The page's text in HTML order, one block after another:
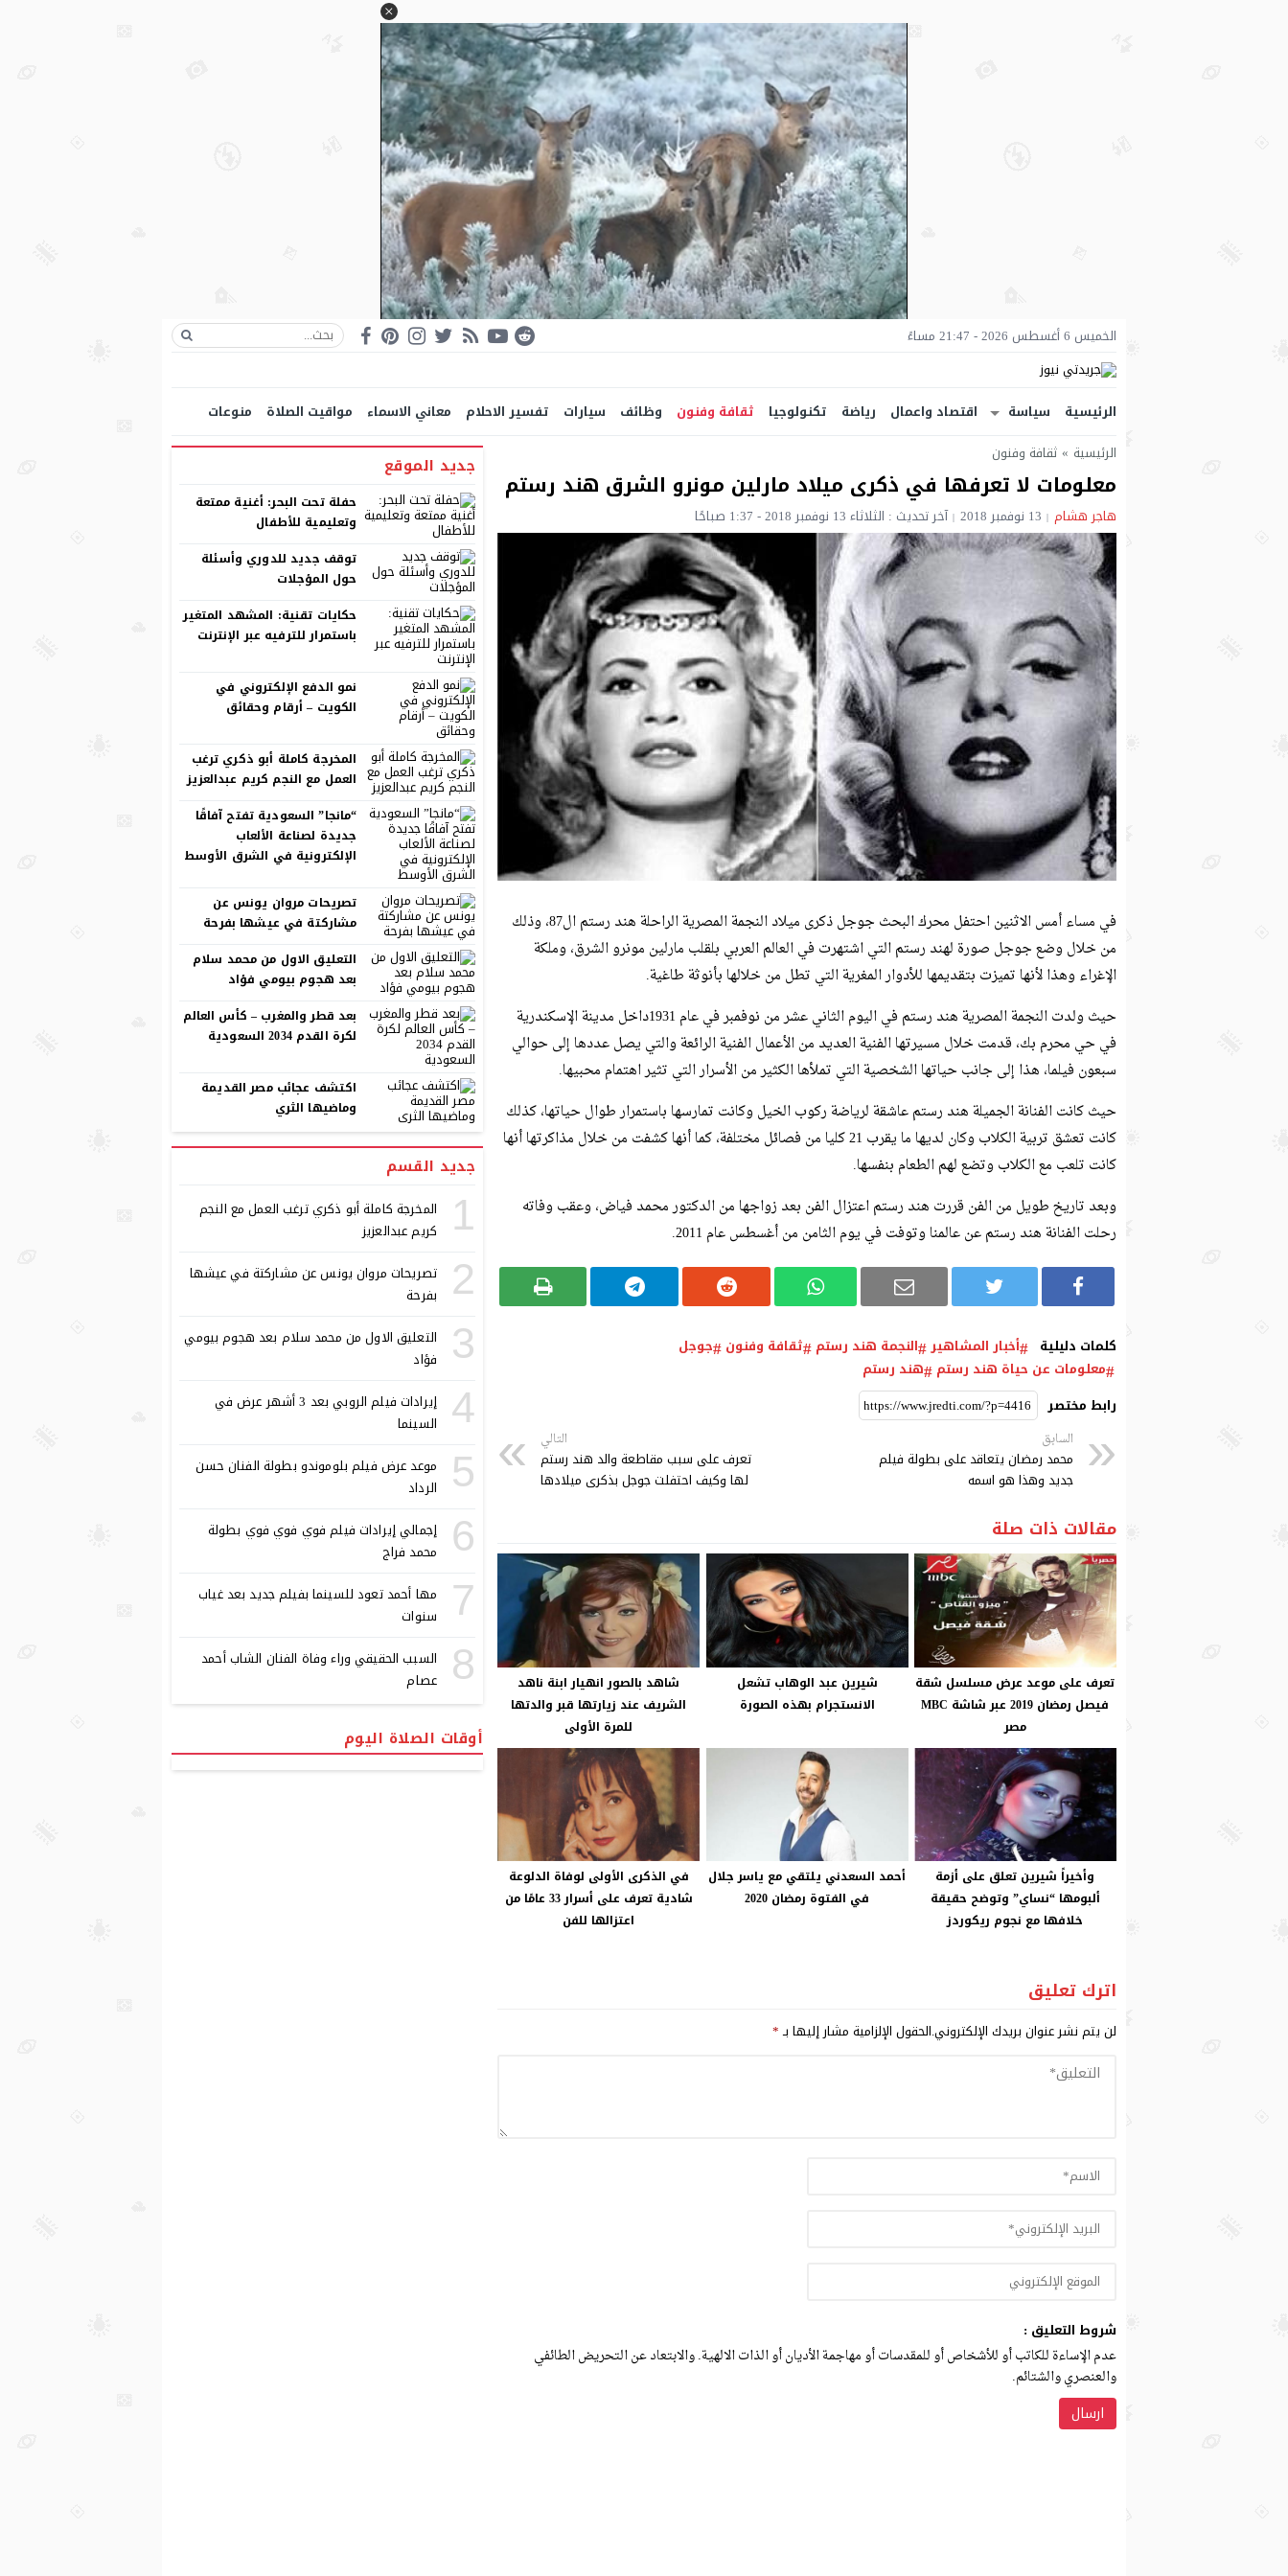
الخميس 6 أغسطس 2026 - 21:47 مساءً
الرئيسية سياسة اقتصاد واعمال رياضة تكنولوجيا ثقافة وفنون وظائف سيارات تفسير الاحلام معاني الاسماء مواقيت الصلاة
منوعات
الرئيسية » ثقافة وفنون
معلومات لا تعرفها في ذكرى ميلاد مارلين مونرو الشرق هند رستم
هاجر هشام 13 نوفمبر 2018 آخر تحديث : الثلاثاء 13 نوفمبر 2018 - 1:37 صباحًا
في مساء أمس الاثنين احتفل محرك البحث جوجل ذكرى ميلاد النجمة المصرية الراحلة هند رستم ال87، وذلك
من خلال وضع جوجل صورة لهند رستم التي اشتهرت في العالم العربي بلقلب مارلين مونرو الشرق، وملكة
الإغراء وهذا لأنها تميزت بتقديمها للأدوار المغرية التي تطل من خلالها بأنوثة طاغية.
حيث ولدت النجمة المصرية هند رستم في اليوم الثاني عشر من نوفمبر في عام 1931داخل مدينة الإسكندرية
في حي محرم بك، قدمت خلال مسيرتها الفنية العديد من الأعمال الفنية الرائعة والتي يصل عددها إلى حوالي
سبعون فيلما، هذا إلى جانب حياتها الشخصية التي تملأها الكثير من الأسرار التي تثير اهتمام محبيها.
حيث كانت الفنانة الجميلة هند رستم عاشقة لرياضة ركوب الخيل وكانت تمارسها باستمرار طوال حياتها، كذلك
كانت تعشق تربية الكلاب وكان لديها ما يقرب 21 كليا من فصائل مختلفة، كما أنها كشفت من خلال مذاكرتها أنها
كانت تلعب مع الكلاب وتضع لهم الطعام بنفسها.
وبعد تاريخ طويل من الفن قررت هند رستم اعتزال الفن بعد زواجها من الدكتور محمد فياض، وعقب وفاته
رحلت الفنانة هند رستم عن عالمنا وتوفت في يوم الثامن من أغسطس عام 2011.
كلمات دليلية أخبار المشاهير النجمة هند رستم ثقافة وفنون جوجل
معلومات عن حياة هند رستم هند رستم
رابط مختصر
السابق
محمد رمضان يتعاقد على بطولة فيلم
جديد وهذا هو اسمه
التالي
تعرف على سبب مقاطعة والد هند رستم
لها وكيف احتفلت جوجل بذكرى ميلادها
مقالات ذات صلة
تعرف على موعد عرض مسلسل شقة
فيصل رمضان 2019 عبر شاشة MBC
مصر
شيرين عبد الوهاب تشعل
الانستجرام بهذه الصورة
شاهد بالصور انهيار ابنة ناهد
الشريف عند زيارتها قبر والدتها
للمرة الأولى
وأخيراً شيرين تعلق على أزمة
ألبومها “نساي” وتوضح حقيقة
خلافها مع نجوم ريكوردز
أحمد السعدني يلتقي مع ياسر جلال
في الفتوة رمضان 2020
في الذكرى الأولى لوفاة الدلوعة
شادية تعرف على أسرار 33 عامًا من
اعتزالها للفن
اترك تعليق
لن يتم نشر عنوان بريدك الإلكتروني.الحقول الإلزامية مشار إليها بـ*
شروط التعليق :
عدم الإساءة للكاتب أو للأشخاص أو للمقدسات أو مهاجمة الأديان أو الذات الالهية. والابتعاد عن التحريض الطائفي
والعنصري والشتائم.
جديد الموقع
حفلة تحت البحر: أغنية ممتعة
وتعليمية للأطفال
توقف جديد للدوري وأسئلة
حول المؤجلات
حكايات تقنية: المشهد المتغير
باستمرار للترفيه عبر الإنترنت
نمو الدفع الإلكتروني في
الكويت – أرقام وحقائق
المخرجة كاملة أبو ذكري ترغب
العمل مع النجم كريم عبدالعزيز
“مانجا” السعودية تفتح آفاقًا
جديدة لصناعة الألعاب
الإلكترونية في الشرق الأوسط
تصريحات مروان يونس عن
مشاركتة في عيشها بفرحة
التعليق الاول من محمد سلام
بعد هجوم بيومي فؤاد
بعد قطر والمغرب – كأس العالم
لكرة القدم 2034 السعودية
اكتشف عجائب مصر القديمة
وماضيها الثري
جديد القسم
1
المخرجة كاملة أبو ذكري ترغب العمل مع النجم
كريم عبدالعزيز
2
تصريحات مروان يونس عن مشاركتة في عيشها
بفرحة
3
التعليق الاول من محمد سلام بعد هجوم بيومي
فؤاد
4
إيرادات فيلم الروبي بعد 3 أشهر عرض في
السينما
5
موعد عرض فيلم بلوموندو بطولة الفنان حسن
الرداد
6
إجمالي إيرادات فيلم فوي فوي فوي بطولة
محمد فراج
7
مها أحمد تعود للسينما بفيلم جديد بعد غياب
سنوات
8
السبب الحقيقي وراء وفاة الفنان الشاب أحمد
عصام
أوقات الصلاة اليوم